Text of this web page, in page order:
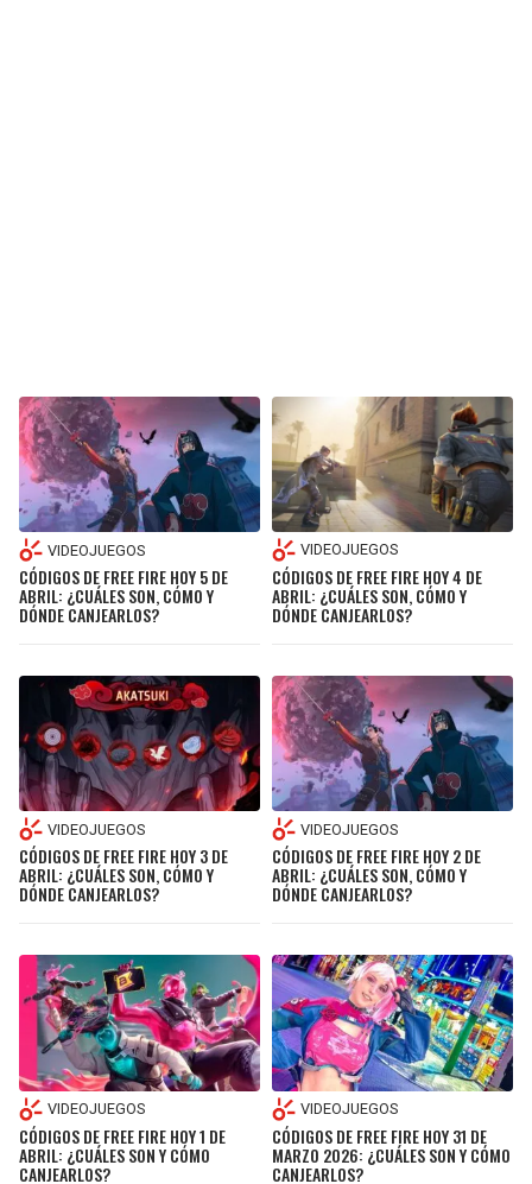
VIDEOJUEGOS
CÓDIGOS DE FREE FIRE HOY 5 DE
ABRIL: ¿CUÁLES SON, CÓMO Y
DÓNDE CANJEARLOS?
VIDEOJUEGOS
CÓDIGOS DE FREE FIRE HOY 4 DE
ABRIL: ¿CUÁLES SON, CÓMO Y
DÓNDE CANJEARLOS?
VIDEOJUEGOS
CÓDIGOS DE FREE FIRE HOY 3 DE
ABRIL: ¿CUÁLES SON, CÓMO Y
DÓNDE CANJEARLOS?
VIDEOJUEGOS
CÓDIGOS DE FREE FIRE HOY 2 DE
ABRIL: ¿CUÁLES SON, CÓMO Y
DÓNDE CANJEARLOS?
VIDEOJUEGOS
CÓDIGOS DE FREE FIRE HOY 1 DE
ABRIL: ¿CUÁLES SON Y CÓMO
CANJEARLOS?
VIDEOJUEGOS
CÓDIGOS DE FREE FIRE HOY 31 DE
MARZO 2026: ¿CUÁLES SON Y CÓMO
CANJEARLOS?